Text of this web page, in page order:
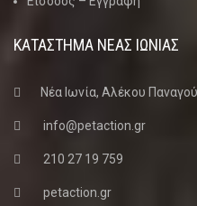
ΚΑΤΑΣΤΗΜΑ ΝΈΑΣ ΙΩΝΊΑΣ
Νέα Ιωνία, Αλέκου
info@petaction.gr
210 27 19 759
petaction.gr